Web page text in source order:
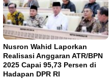
Nusron Wahid Laporkan
Realisasi Anggaran ATR/BPN
2025 Capai 95,73 Persen di
Hadapan DPR RI